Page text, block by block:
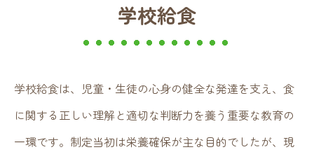
山六給食の想い
学校給食
当社の特徴
学校給食
学校給食は、児童・生徒の心身の健全な発達を支え、食
に関する正しい理解と適切な判断力を養う重要な教育の
一環です。制定当初は栄養確保が主な目的でしたが、現